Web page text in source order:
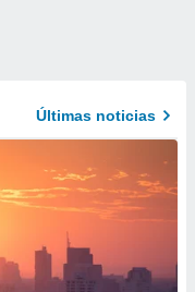
Últimas noticias